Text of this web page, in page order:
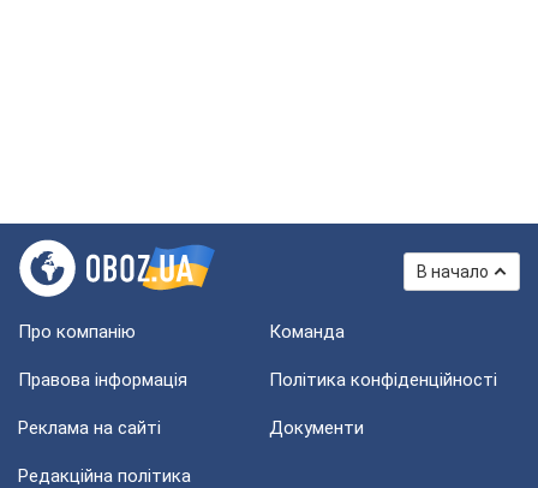
В начало
Про компанію Команда
Правова інформація Політика конфіденційності
Реклама на сайті Документи
Редакційна політика